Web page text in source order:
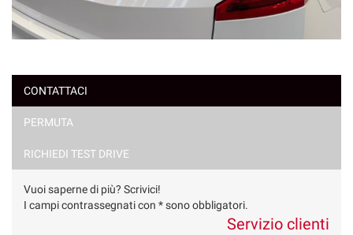
CONTATTACI
PERMUTA
RICHIEDI TEST DRIVE
Vuoi saperne di più? Scrivici!
I campi contrassegnati con * sono obbligatori.
Servizio clienti